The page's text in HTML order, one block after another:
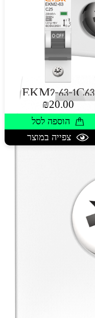
EKM2-63-1C63
₪20.00
הוספה לסל
צפייה במוצר